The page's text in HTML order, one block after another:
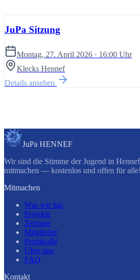
JuPa Sitzung
Montag, 27. April 2026 · 16:00 Uhr
Klecks Hennef
Details ansehen
JuPa HENNEF
Wir sind die Stimme der Jugend in
mitmachen — kostenlos und offen für alle!
Mitmachen
Was wir tun
Projekte
Termine
Mitglieder
Protokolle
Über uns
FAQ
Kontakt